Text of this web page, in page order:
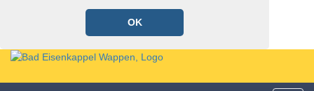
OK
Schnellmenü
Zur
springen,